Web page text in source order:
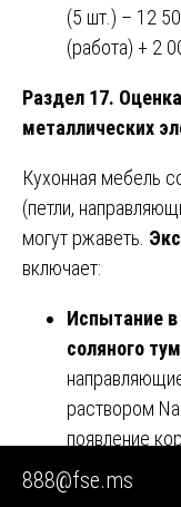
(5 шт.) – 12
(работа) + 2
Раздел 17.
металлических
Кухонная мебель
(петли,
могут ржаветь.
включает:
Испытание
соляного
раствором
появление
Если
888@fse.ms